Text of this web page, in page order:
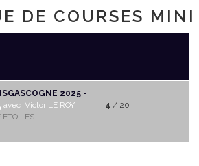
DE COURSES MINI
2025 -
avec Victor LE ROY
4 / 20